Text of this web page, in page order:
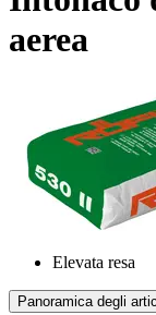
aerea
Elevata resa
Panoramica degli